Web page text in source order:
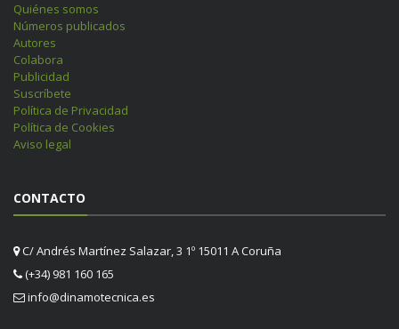
Quiénes somos
Números publicados
Autores
Colabora
Publicidad
Suscríbete
Política de Privacidad
Política de Cookies
Aviso legal
CONTACTO
C/ Andrés Martínez Salazar, 3 1º 15011 A Coruña
(+34) 981 160 165
info@dinamotecnica.es